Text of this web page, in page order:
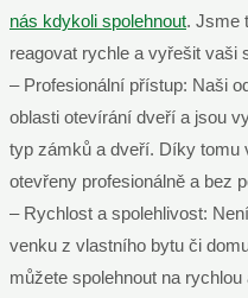
nás kdykoli spolehnout. Jsme
reagovat rychle a vyřešit vaši
– Profesionální přístup: Naši
oblasti otevírání dveří a jsou
typ zámků a dveří. Díky tomu
otevřeny profesionálně a bez
– Rychlost a spolehlivost:
venku z vlastního bytu či
můžete spolehnout na